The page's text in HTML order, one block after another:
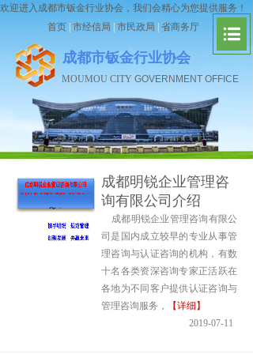
MOUMOU CITY GOVERNMENT OFFICE
欢迎进入成都市钣金行业协会，我们会精心为您提供服务！
成都市钣金行业协会
首页 市经信局 市民政局 省商务厅
成都明锐企业管理咨
询有限公司介绍
成都明锐企业管理咨询有限公
司是国内成立较早的专业从事管
理咨询与认证咨询的机构，有数
十名各类资深咨询专家正活跃在
各地为不同客户提供认证咨询与
管理咨询服务，
【详细】
2019-07-11